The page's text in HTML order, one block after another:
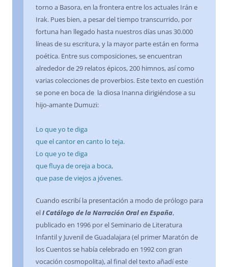
torno a Basora, en la frontera entre los actuales Irán e
Irak. Pues bien, a pesar del tiempo transcurrido, por
fortuna han llegado hasta nuestros días unas 30.000
líneas de su escritura, y la mayor parte están en forma
poética. Entre sus composiciones, se encuentran
alrededor de 29 relatos épicos, 200 himnos, así como
varias colecciones de proverbios. Este texto en cuestión
se pone en boca de la diosa Inanna dirigiéndose a su
hijo-amante Dumuzi:
Lo que yo te diga
que el cantor en canto lo teja.
Lo que yo te diga
que fluya de oreja a boca,
que pase de viejos a jóvenes.
Cuando escribí la presentación a modo de prólogo para
elI Catálogo de la Narración Oral en España,
publicado en 1996 por el Seminario de Literatura
Infantil y Juvenil de Guadalajara (el primer Maratón de
los Cuentos se había celebrado en 1992 con gran
vocación cosmopolita), al final del texto añadí este